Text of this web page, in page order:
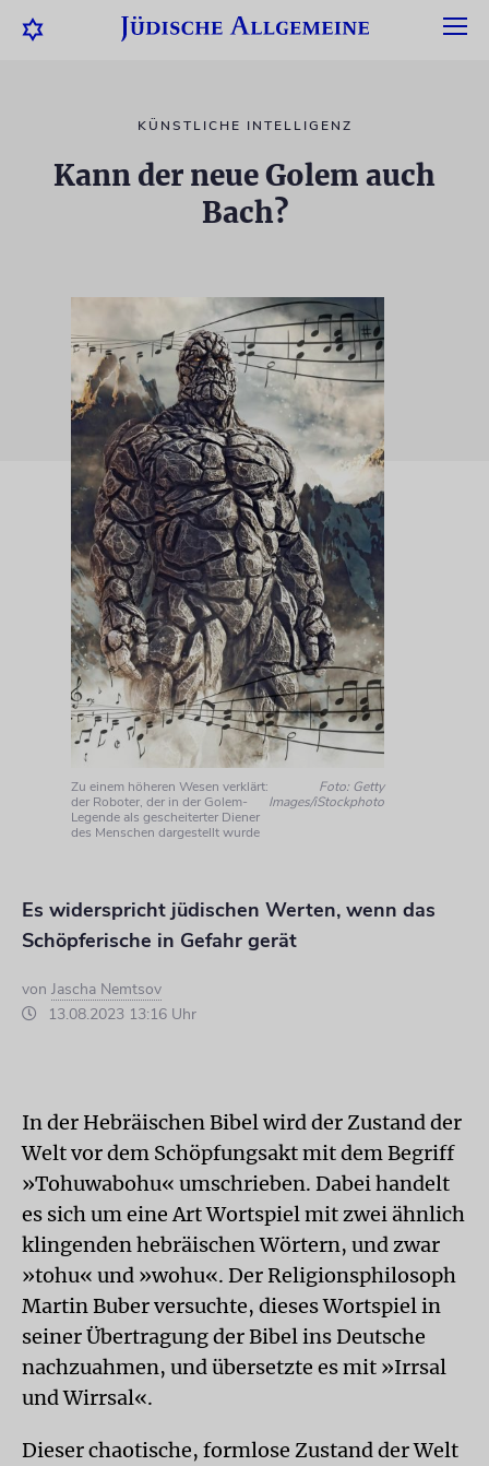
KÜNSTLICHE INTELLIGENZ
Kann der neue Golem auch
Bach?
Zu einem höheren Wesen verklärt:
der Roboter, der in der Golem-
Legende als gescheiterter Diener
des Menschen dargestellt wurde
Foto: Getty
Images/iStockphoto
Es widerspricht jüdischen Werten, wenn das
Schöpferische in Gefahr gerät
von Jascha Nemtsov
13.08.2023 13:16 Uhr
In der Hebräischen Bibel wird der Zustand der
Welt vor dem Schöpfungsakt mit dem Begriff
»Tohuwabohu« umschrieben. Dabei handelt
es sich um eine Art Wortspiel mit zwei ähnlich
klingenden hebräischen Wörtern, und zwar
»tohu« und »wohu«. Der Religionsphilosoph
Martin Buber versuchte, dieses Wortspiel in
seiner Übertragung der Bibel ins Deutsche
nachzuahmen, und übersetzte es mit »Irrsal
und Wirrsal«.
Dieser chaotische, formlose Zustand der Welt